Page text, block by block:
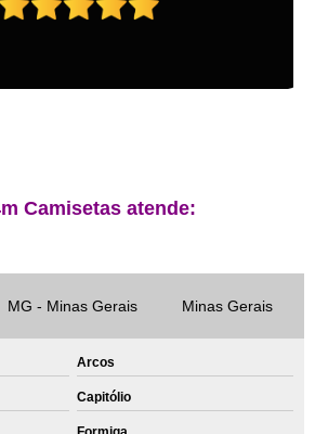
Camisetas atende:
MG - Minas Gerais Minas Gerais
Arcos
Capitólio